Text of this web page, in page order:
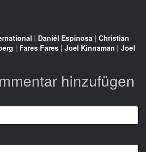
| Daniél Espinosa | Christian
| Fares Fares | Joel Kinnaman | Joel
hinzufügen